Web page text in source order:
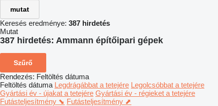
mutat
Keresés eredménye: 387 hirdetés
Mutat
387 hirdetés: Ammann építőipari gépek
Szűrő
Rendezés: Feltöltés dátuma
Feltöltés dátuma Legdrágábbat a tetejére Legolcsóbbat a tetejére
Gyártási év - újakat a tetejére Gyártási év - régieket a tetejére
Futásteljesítmény ⬊ Futásteljesítmény ⬈